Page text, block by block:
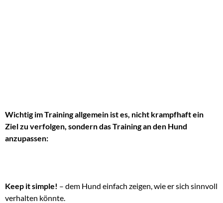
Wichtig im Training allgemein ist es, nicht krampfhaft ein
Ziel zu verfolgen, sondern das Training an den Hund
anzupassen:
Keep it simple! – dem Hund einfach zeigen, wie er sich sinnvoll
verhalten könnte.